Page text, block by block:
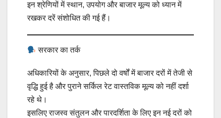
इन श्रेणियों में स्थान, उपयोग और बाजार मूल्य को ध्यान में
रखकर दरें संशोधित की गई हैं।
सरकार का तर्क
अधिकारियों के अनुसार, पिछले दो वर्षों में बाजार दरों में तेजी से
वृद्धि हुई है और पुराने सर्किल रेट वास्तविक मूल्य को नहीं दर्शा
रहे थे।
इसलिए राजस्व संतुलन और पारदर्शिता के लिए इन नई दरों को